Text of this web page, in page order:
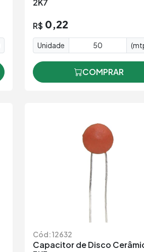
R$ 0,22
Unidade
COMPRAR
Cód: 12632
Capacitor de Disco